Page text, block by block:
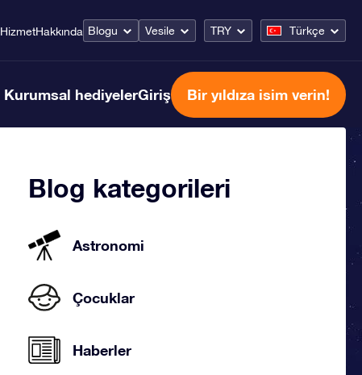
HizmetHakkında Blogu Vesile TRY Türkçe
Kurumsal hediyelerGiriş Bir yıldıza isim verin!
Blog kategorileri
Astronomi
Çocuklar
Haberler